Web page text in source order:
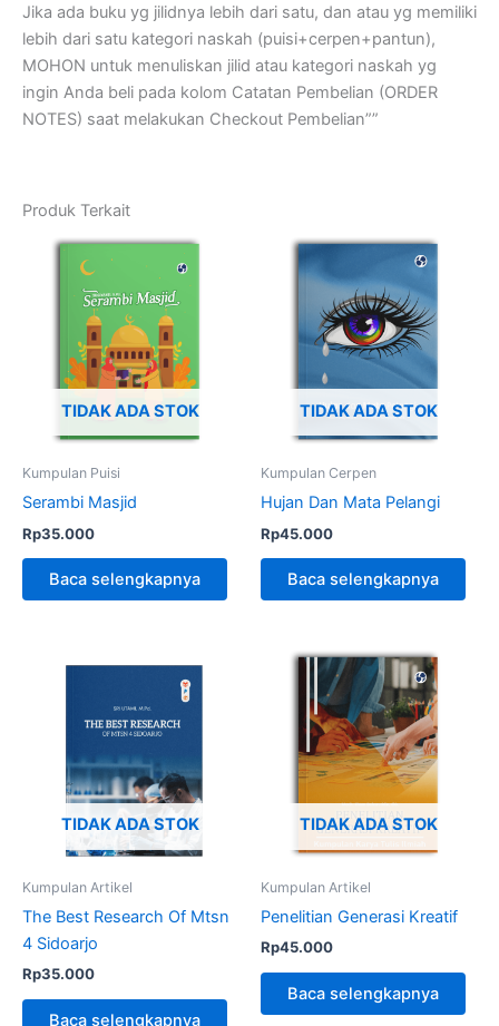
Jika ada buku yg jilidnya lebih dari satu, dan atau yg memiliki
lebih dari satu kategori naskah (puisi+cerpen+pantun),
MOHON untuk menuliskan jilid atau kategori naskah yg
ingin Anda beli pada kolom Catatan Pembelian (ORDER
NOTES) saat melakukan Checkout Pembelian””
Produk Terkait
TIDAK ADA STOK
Kumpulan Puisi
Serambi Masjid
Rp35.000
Baca selengkapnya
TIDAK ADA STOK
Kumpulan Cerpen
Hujan Dan Mata Pelangi
Rp45.000
Baca selengkapnya
TIDAK ADA STOK
Kumpulan Artikel
The Best Research Of Mtsn
4 Sidoarjo
Rp35.000
Baca selengkapnya
TIDAK ADA STOK
Kumpulan Artikel
Penelitian Generasi Kreatif
Rp45.000
Baca selengkapnya